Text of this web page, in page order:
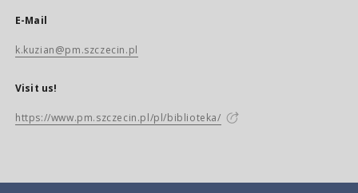
E-Mail
k.kuzian@pm.szczecin.pl
Visit us!
https://www.pm.szczecin.pl/pl/biblioteka/